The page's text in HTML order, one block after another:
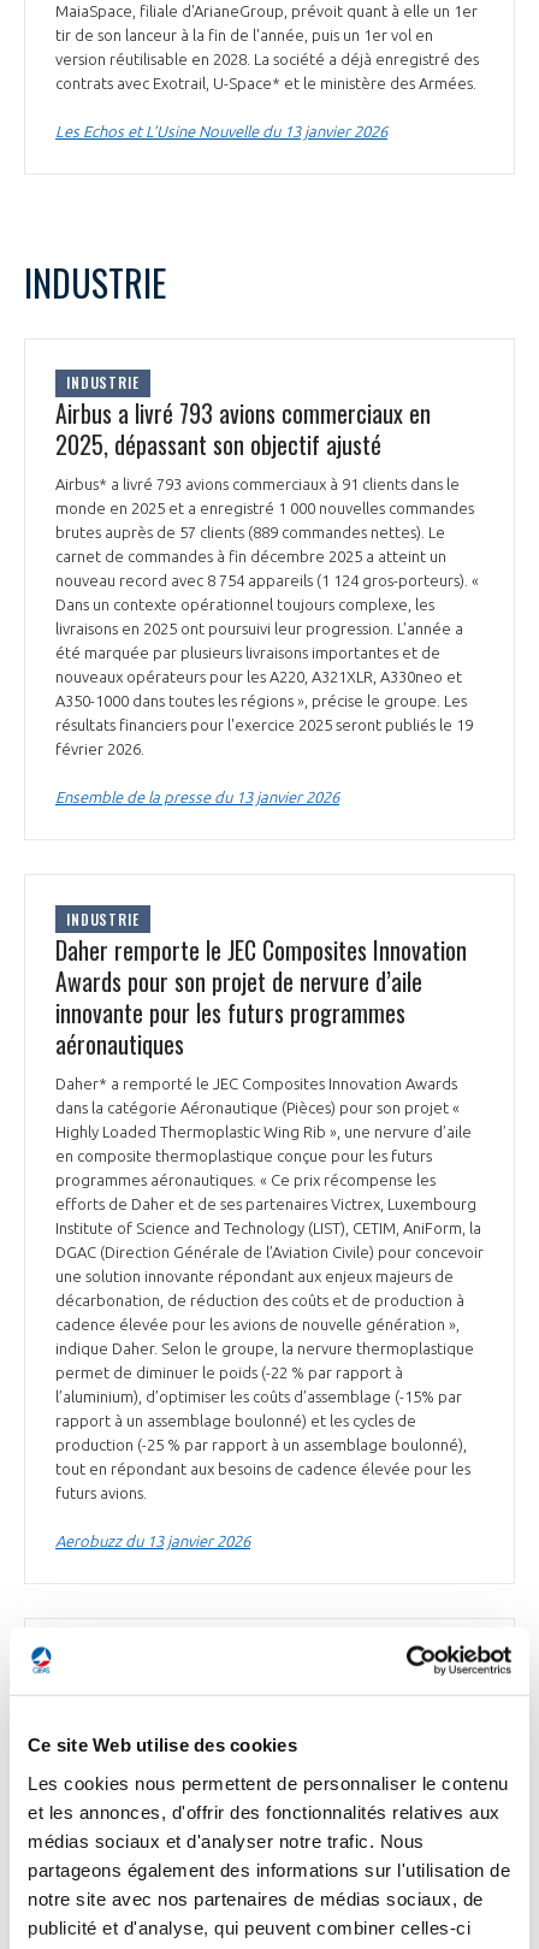
Ce site Web utilise des cookies
Les cookies nous permettent de personnaliser le contenu
et les annonces, d'offrir des fonctionnalités relatives aux
médias sociaux et d'analyser notre trafic. Nous
partageons également des informations sur l'utilisation de
notre site avec nos partenaires de médias sociaux, de
publicité et d'analyse, qui peuvent combiner celles-ci
MaiaSpace, filiale d'ArianeGroup, prévoit quant à elle un 1er
tir de son lanceur à la fin de l'année, puis un 1er vol en
version réutilisable en 2028. La société a déjà enregistré des
contrats avec Exotrail, U-Space* et le ministère des Armées.
Les Echos et L’Usine Nouvelle du 13 janvier 2026
INDUSTRIE
INDUSTRIE
Airbus a livré 793 avions commerciaux en
2025, dépassant son objectif ajusté
Airbus* a livré 793 avions commerciaux à 91 clients dans le
monde en 2025 et a enregistré 1 000 nouvelles commandes
brutes auprès de 57 clients (889 commandes nettes). Le
carnet de commandes à fin décembre 2025 a atteint un
nouveau record avec 8 754 appareils (1 124 gros-porteurs). «
Dans un contexte opérationnel toujours complexe, les
livraisons en 2025 ont poursuivi leur progression. L'année a
été marquée par plusieurs livraisons importantes et de
nouveaux opérateurs pour les A220, A321XLR, A330neo et
A350-1000 dans toutes les régions », précise le groupe. Les
résultats financiers pour l'exercice 2025 seront publiés le 19
février 2026.
Ensemble de la presse du 13 janvier 2026
INDUSTRIE
Daher remporte le JEC Composites Innovation
Awards pour son projet de nervure d’aile
innovante pour les futurs programmes
aéronautiques
Daher* a remporté le JEC Composites Innovation Awards
dans la catégorie Aéronautique (Pièces) pour son projet «
Highly Loaded Thermoplastic Wing Rib », une nervure d’aile
en composite thermoplastique conçue pour les futurs
programmes aéronautiques. « Ce prix récompense les
efforts de Daher et de ses partenaires Victrex, Luxembourg
Institute of Science and Technology (LIST), CETIM, AniForm, la
DGAC (Direction Générale de l’Aviation Civile) pour concevoir
une solution innovante répondant aux enjeux majeurs de
décarbonation, de réduction des coûts et de production à
cadence élevée pour les avions de nouvelle génération »,
indique Daher. Selon le groupe, la nervure thermoplastique
permet de diminuer le poids (-22 % par rapport à
l’aluminium), d’optimiser les coûts d’assemblage (-15% par
rapport à un assemblage boulonné) et les cycles de
production (-25 % par rapport à un assemblage boulonné),
tout en répondant aux besoins de cadence élevée pour les
futurs avions.
Aerobuzz du 13 janvier 2026
Matthieu Louvot nommé directeur général
d’Airbus Helicopters*, à compter du 1er avril 2026.
Actuellement vice-président exécutif de la stratégie chez
Airbus*, il succédera à Bruno Even. Diplômé de l’École
Polytechnique et de l’École nationale d’administration,
Matthieu Louvot a commencé sa carrière dans
l’administration française, notamment comme conseiller
pour l’industrie à la Présidence française. Il a rejoint Airbus